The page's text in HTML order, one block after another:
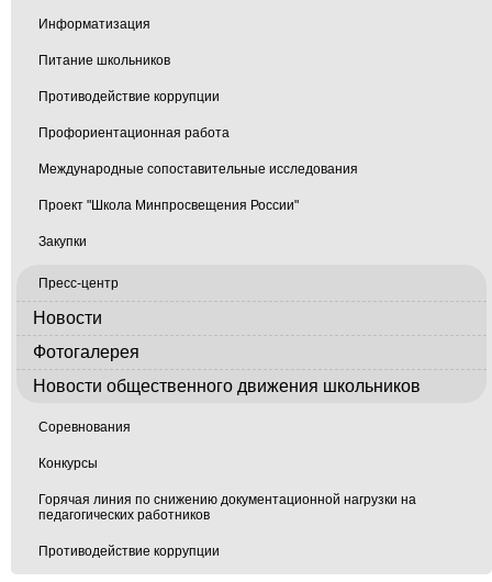
Информатизация
Питание школьников
Противодействие коррупции
Профориентационная работа
Международные сопоставительные исследования
Проект "Школа Минпросвещения России"
Закупки
Пресс-центр
Новости
Фотогалерея
Новости общественного движения школьников
Соревнования
Конкурсы
Горячая линия по снижению документационной нагрузки на
педагогических работников
Противодействие коррупции